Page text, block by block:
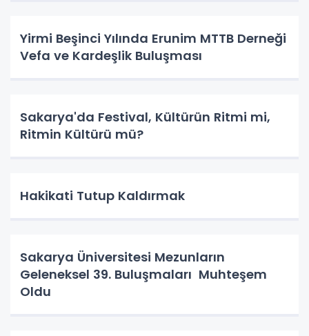
Yirmi Beşinci Yılında Erunim MTTB Derneği
Vefa ve Kardeşlik Buluşması
Sakarya'da Festival, Kültürün Ritmi mi,
Ritmin Kültürü mü?
Hakikati Tutup Kaldırmak
Sakarya Üniversitesi Mezunların
Geleneksel 39. Buluşmaları Muhteşem
Oldu